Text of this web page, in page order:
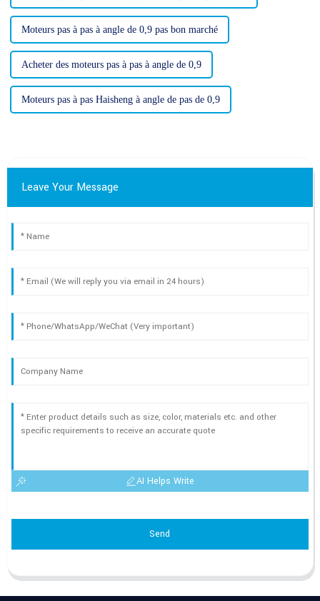
Moteurs pas à pas à angle de 0,9 pas bon marché
Acheter des moteurs pas à pas à angle de 0,9
Moteurs pas à pas Haisheng à angle de pas de 0,9
Leave Your Message
AI Helps Write
Send